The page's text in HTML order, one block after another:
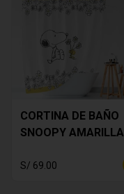
CORTINA DE BAÑO
SNOOPY AMARILLA
S/ 69.00